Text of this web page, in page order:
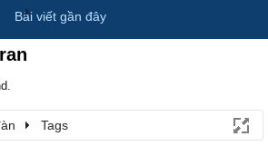
Tags
Tags
Bài viết gần đây